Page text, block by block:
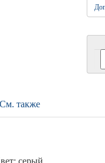
См. также
серый